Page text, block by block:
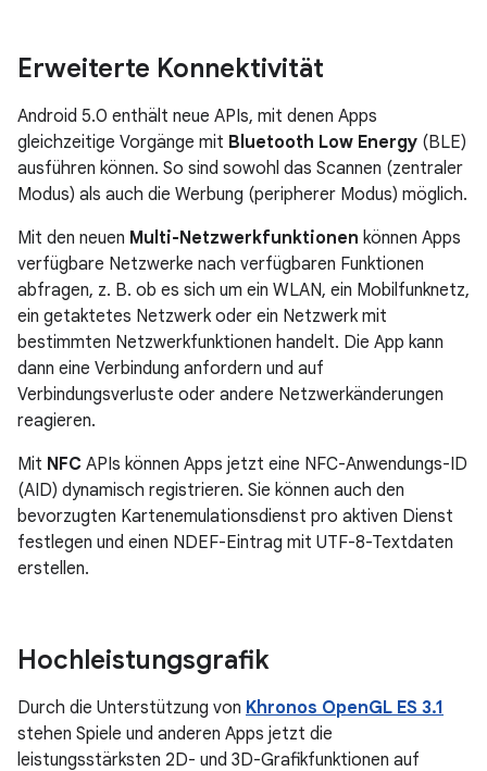
Erweiterte Konnektivität
Android 5.0 enthält neue APIs, mit denen Apps
gleichzeitige Vorgänge mit Bluetooth Low Energy (BLE)
ausführen können. So sind sowohl das Scannen (zentraler
Modus) als auch die Werbung (peripherer Modus) möglich.
Mit den neuen Multi-Netzwerkfunktionen können Apps
verfügbare Netzwerke nach verfügbaren Funktionen
abfragen, z. B. ob es sich um ein WLAN, ein Mobilfunknetz,
ein getaktetes Netzwerk oder ein Netzwerk mit
bestimmten Netzwerkfunktionen handelt. Die App kann
dann eine Verbindung anfordern und auf
Verbindungsverluste oder andere Netzwerkänderungen
reagieren.
Mit NFC APIs können Apps jetzt eine NFC-Anwendungs-ID
(AID) dynamisch registrieren. Sie können auch den
bevorzugten Kartenemulationsdienst pro aktiven Dienst
festlegen und einen NDEF-Eintrag mit UTF-8-Textdaten
erstellen.
Hochleistungsgrafik
Durch die Unterstützung von Khronos OpenGL ES 3.1
stehen Spiele und anderen Apps jetzt die
leistungsstärksten 2D- und 3D-Grafikfunktionen auf